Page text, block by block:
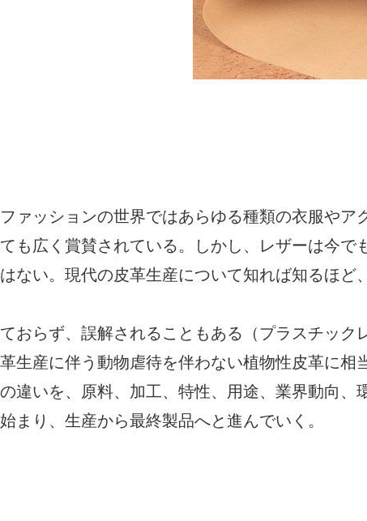
ァッションの世界ではあらゆる種類の衣服やア
も広く賞賛されている。しかし、レザーは今
ない。現代の皮革生産について知れば知るほ
おらず、誤解されることもある（プラスチック
生産に伴う動物虐待を伴わない植物性皮革に相
違いを、原料、加工、特性、用途、業界動向、
まり、生産から最終製品へと進んでいく。